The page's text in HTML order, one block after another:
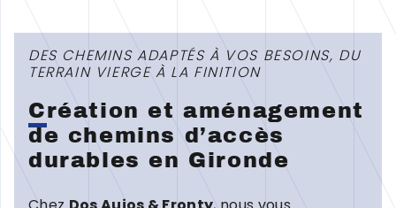
DES CHEMINS ADAPTÉS À VOS BESOINS, DU
TERRAIN VIERGE À LA FINITION
Création et aménagement
de chemins d’accès
durables en Gironde